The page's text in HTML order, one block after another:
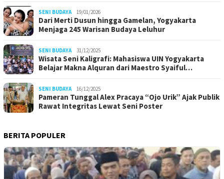
SENI BUDAYA 19/01/2026
Dari Merti Dusun hingga Gamelan, Yogyakarta
Menjaga 245 Warisan Budaya Leluhur
SENI BUDAYA 31/12/2025
Wisata Seni Kaligrafi: Mahasiswa UIN Yogyakarta
Belajar Makna Alquran dari Maestro Syaiful…
SENI BUDAYA 16/12/2025
Pameran Tunggal Alex Pracaya “Ojo Urik” Ajak Publik
Rawat Integritas Lewat Seni Poster
BERITA POPULER